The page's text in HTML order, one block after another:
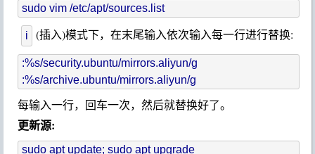
i (插入)模式下，在末尾输入依次输入每一行进行替换:
:%s/security.ubuntu/mirrors.aliyun/g
每输入一行，回车一次，然后就替换好了。
更新源: